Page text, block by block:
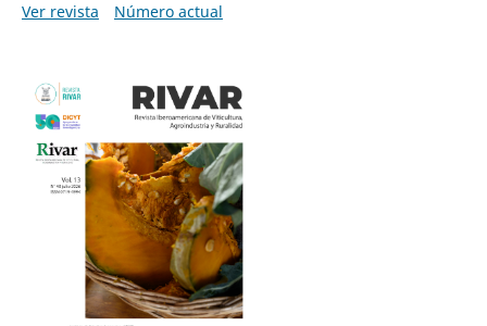
Ver revista
Número actual